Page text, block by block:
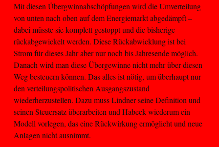
Mit diesen Übergwinnabschöpfungen wird die Umverteilung
von unten nach oben auf dem Energiemarkt abgedämpft –
dabei müsste sie komplett gestoppt und die bisherige
rückabgewickelt werden. Diese Rückabwicklung ist bei
Strom für dieses Jahr aber nur noch bis Jahresende möglich.
Danach wird man diese Übergewinne nicht mehr über diesen
Weg besteuern können. Das alles ist nötig, um überhaupt nur
den verteilungspolitischen Ausgangszustand
wiederherzustellen. Dazu muss Lindner seine Definition und
seinen Steuersatz überarbeiten und Habeck wiederum ein
Modell vorlegen, das eine Rückwirkung ermöglicht und neue
Anlagen nicht ausnimmt.